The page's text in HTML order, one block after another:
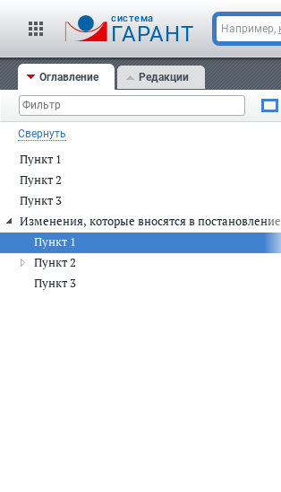
cистема
ГАРАНТ Например,
Оглавление Редакции
Свернуть
Пункт 1
Пункт 2
Пункт 3
Изменения, которые вносятся в
Пункт 1
Пункт 2
Пункт 3